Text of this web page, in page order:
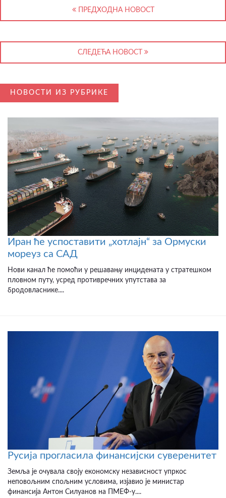
ПРЕДХОДНА НОВОСТ
СЛЕДЕЋА НОВОСТ
НОВОСТИ ИЗ РУБРИКЕ
Иран ће успоставити „хотлајн“ за Ормуски
мореуз са САД
Нови канал ће помоћи у решавању инцидената у стратешком
пловном путу, усред противречних упутстава за
бродовласнике....
Русија прогласила финансијски суверенитет
Земља је очувала своју економску независност упркос
неповољним спољним условима, изјавио је министар
финансија Антон Силуанов на ПМЕФ-у....